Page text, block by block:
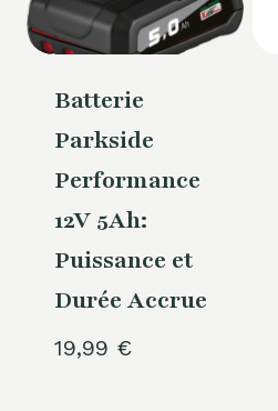
Batterie
Parkside
Performance
12V 5Ah:
Puissance et
Durée Accrue
19,99 €